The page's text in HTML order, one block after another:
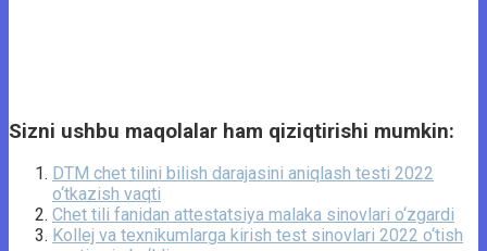
Sizni ushbu maqolalar ham qiziqtirishi mumkin:
DTM chet tilini bilish darajasini aniqlash testi 2022
o‘tkazish vaqti
Chet tili fanidan attestatsiya malaka sinovlari o‘zgardi
Kollej va texnikumlarga kirish test sinovlari 2022 o‘tish